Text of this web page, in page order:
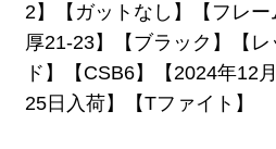
2】【ガットなし】【フレー
厚21-23】【ブラック】【レ
ド】【CSB6】【2024年12月
25日入荷】【Tファイト】